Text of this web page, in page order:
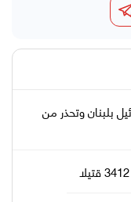
بلبنان وتحذر من